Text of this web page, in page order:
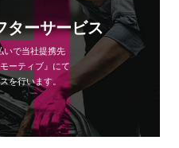
ターサービス
いで当社提携先
ーティブ』にて
を行います。